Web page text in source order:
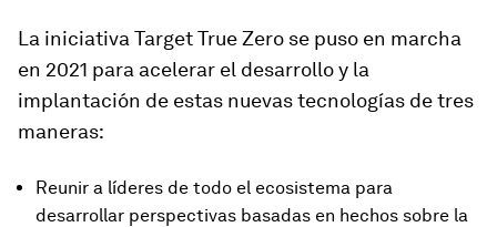
La iniciativa Target True Zero se puso en marcha
en 2021 para acelerar el desarrollo y la
implantación de estas nuevas tecnologías de tres
maneras:
Reunir a líderes de todo el ecosistema para
desarrollar perspectivas basadas en hechos sobre la